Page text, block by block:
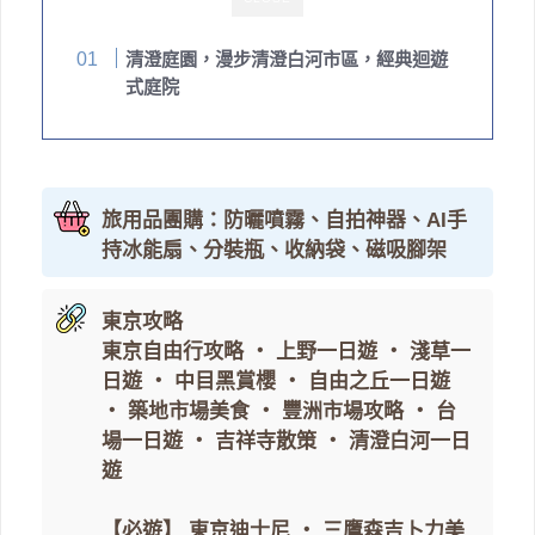
清澄庭園，漫步清澄白河市區，經典迴遊
式庭院
旅用品團購：防曬噴霧、自拍神器、AI手
持冰能扇、分裝瓶、收納袋、磁吸腳架
東京攻略
東京自由行攻略・ 上野一日遊 ・ 淺草一
日遊 ・ 中目黑賞櫻 ・
自由之丘一日遊
・ 築地市場美食・ 豐洲市場攻略・ 台
場一日遊 ・ 吉祥寺散策 ・ 清澄白河一日
遊